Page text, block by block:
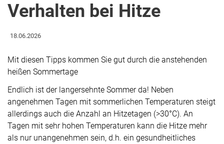
Verhalten bei Hitze
18.06.2026
Mit diesen Tipps kommen Sie gut durch die anstehenden
heißen Sommertage
Endlich ist der langersehnte Sommer da! Neben
angenehmen Tagen mit sommerlichen Temperaturen steigt
allerdings auch die Anzahl an Hitzetagen (>30°C). An
Tagen mit sehr hohen Temperaturen kann die Hitze mehr
als nur unangenehmen sein, d.h. ein gesundheitliches